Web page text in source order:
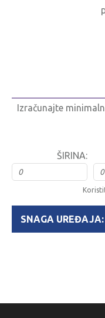
Izračunajte
ŠIRINA:
SNAGA UREĐAJA: